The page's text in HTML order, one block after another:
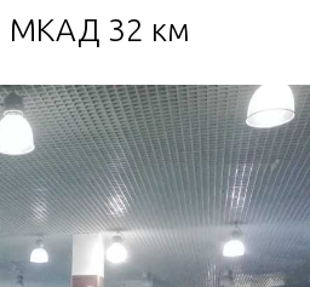
МКАД 32 км